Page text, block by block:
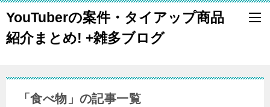
YouTuberの案件・タイアップ商品
紹介まとめ! +雑多ブログ
「食べ物」の記事一覧